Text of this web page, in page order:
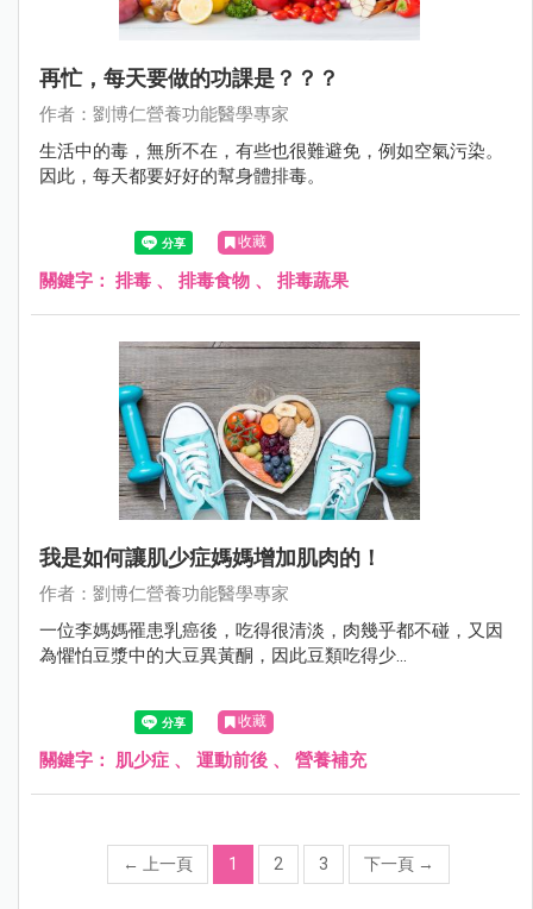
再忙，每天要做的功課是？？？
作者：劉博仁營養功能醫學專家
生活中的毒，無所不在，有些也很難避免，例如空氣污染。
因此，每天都要好好的幫身體排毒。
收藏
關鍵字： 排毒 、 排毒食物 、 排毒蔬果
我是如何讓肌少症媽媽增加肌肉的！
作者：劉博仁營養功能醫學專家
一位李媽媽罹患乳癌後，吃得很清淡，肉幾乎都不碰，又因
為懼怕豆漿中的大豆異黃酮，因此豆類吃得少...
收藏
關鍵字： 肌少症 、 運動前後 、 營養補充
← 上一頁 1 2 3 下一頁 →